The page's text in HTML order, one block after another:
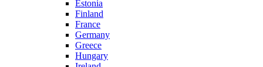
Estonia
Finland
France
Germany
Greece
Hungary